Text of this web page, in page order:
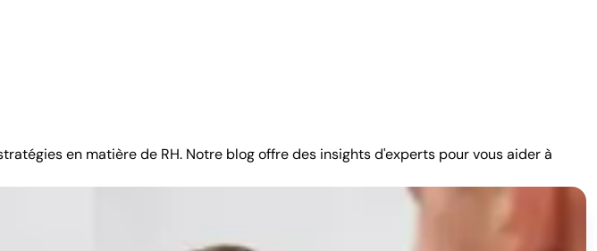
à l'équipe ou au pipeline est constante.
incitative des ventes afin de générer des résultats mesurables auprès des équipes
en matière de RH. Notre blog offre des insights d'experts pour vous aider à